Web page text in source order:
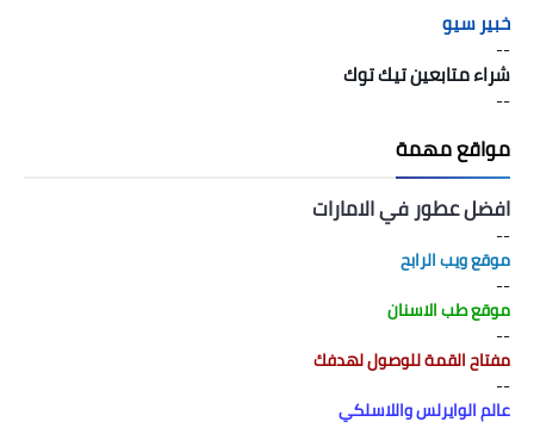
خبير سيو
--
شراء متابعين تيك توك
--
مواقع مهمة
افضل عطور في الامارات
--
موقع ويب الرابح
--
موقع طب الاسنان
--
مفتاح القمة للوصول لهدفك
--
عالم الوايرلس واللاسلكي